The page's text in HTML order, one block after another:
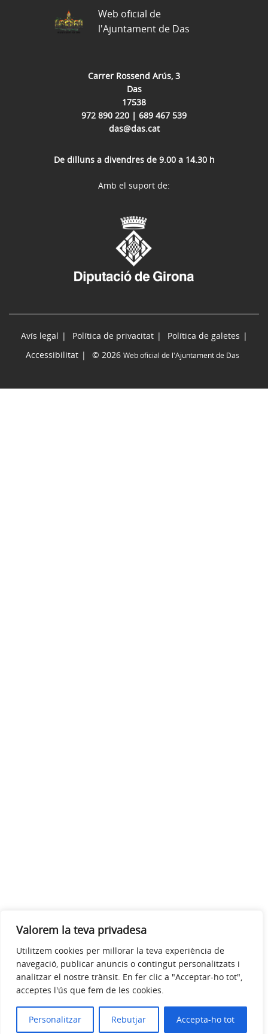
Valorem la teva privadesa
Utilitzem cookies per millorar la teva experiència de
navegació, publicar anuncis o contingut personalitzats i
analitzar el nostre trànsit. En fer clic a "Acceptar-ho tot",
acceptes l'ús que fem de les cookies.
Personalitzar Rebutjar Accepta-ho tot
Carrer Rossend Arús, 3
Das
17538
972 890 220 | 689 467 539
das@das.cat
De dilluns a divendres de 9.00 a 14.30 h
Web oficial de
l'Ajuntament de Das
Avís legal Política de privacitat
Política de galetes
Accessibilitat
© 2026 Web oficial de l'Ajuntament de Das
Amb el suport de: